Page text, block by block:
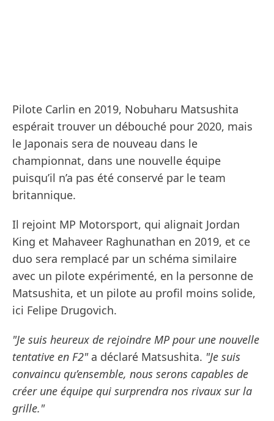
Pilote Carlin en 2019, Nobuharu Matsushita
espérait trouver un débouché pour 2020, mais
le Japonais sera de nouveau dans le
championnat, dans une nouvelle équipe
puisqu’il n’a pas été conservé par le team
britannique.
Il rejoint MP Motorsport, qui alignait Jordan
King et Mahaveer Raghunathan en 2019, et ce
duo sera remplacé par un schéma similaire
avec un pilote expérimenté, en la personne de
Matsushita, et un pilote au profil moins solide,
ici Felipe Drugovich.
"Je suis heureux de rejoindre MP pour une nouvelle
tentative en F2"a déclaré Matsushita. "Je suis
convaincu qu’ensemble, nous serons capables de
créer une équipe qui surprendra nos rivaux sur la
grille."